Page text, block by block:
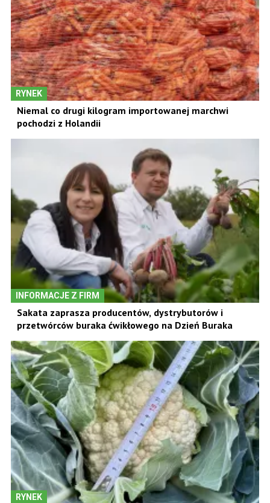
RYNEK
Niemal co drugi kilogram importowanej marchwi
pochodzi z Holandii
INFORMACJE Z FIRM
Sakata zaprasza producentów, dystrybutorów i
przetwórców buraka ćwikłowego na Dzień Buraka
RYNEK